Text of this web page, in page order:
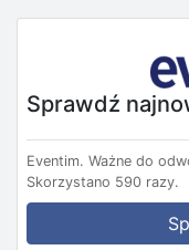
Sprawdź
Eventim. Ważne do
Skorzystano 590 razy.